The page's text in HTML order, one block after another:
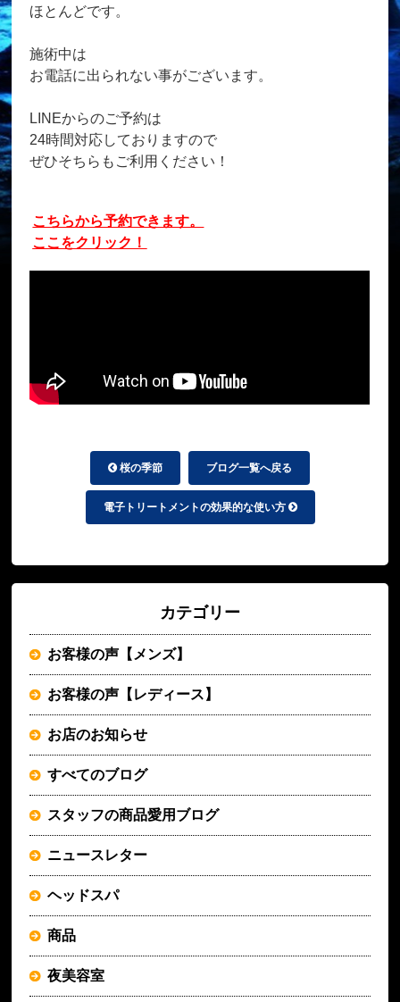
ほとんどです。
施術中は
お電話に出られない事がございます。
LINEからのご予約は
24時間対応しておりますので
ぜひそちらもご利用ください！
こちらから予約できます。
ここをクリック！
桜の季節 ブログ一覧へ戻る
電子トリートメントの効果的な使い方
カテゴリー
お客様の声【メンズ】
お客様の声【レディース】
お店のお知らせ
すべてのブログ
スタッフの商品愛用ブログ
ニュースレター
ヘッドスパ
商品
夜美容室